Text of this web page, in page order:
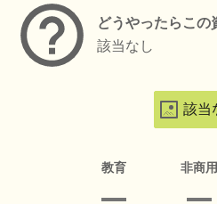
どうやったらこの
該当なし
該当
教育 非商用